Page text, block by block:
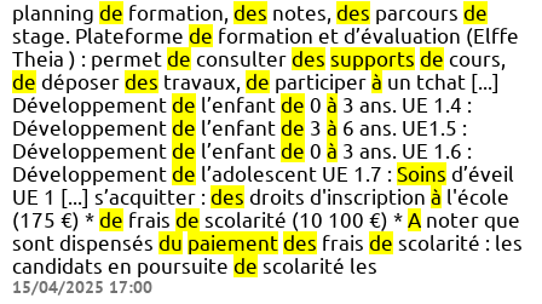
planning de formation, des notes, des parcours de
stage. Plateforme de formation et d’évaluation (Elffe
Theia ) : permet de consulter des supports de cours,
de déposer des travaux, de participer à un tchat [...]
Développement de l’enfant de 0 à 3 ans. UE 1.4 :
Développement de l’enfant de 3 à 6 ans. UE1.5 :
Développement de l’enfant de 0 à 3 ans. UE 1.6 :
Développement de l’adolescent UE 1.7 : Soins d’éveil
UE 1 [...] s’acquitter : des droits d'inscription à l'école
(175 €) * de frais de scolarité (10 100 €) * A noter que
sont dispensés du paiement des frais de scolarité : les
candidats en poursuite de scolarité les
15/04/2025 17:00